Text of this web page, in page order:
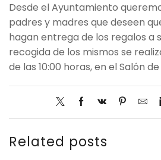
Desde el Ayuntamiento
padres y madres que deseen
hagan entrega de los regalos a
recogida de los mismos se
de las 10:00 horas, en el Salón
Related posts